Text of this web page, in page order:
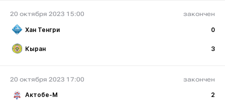
20 октября 2023 15:00 закончен
Хан Тенгри 0
Кыран 3
20 октября 2023 17:00 закончен
Актобе-М 2